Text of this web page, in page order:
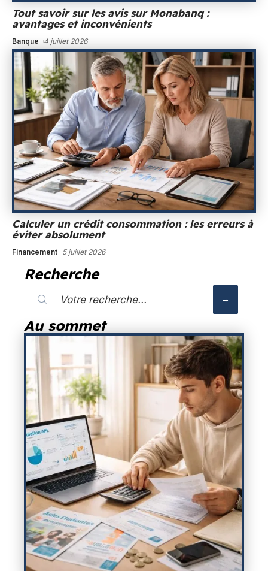
Tout savoir sur les avis sur Monabanq :
avantages et inconvénients
Banque 4 juillet 2026
Calculer un crédit consommation : les erreurs à
éviter absolument
Financement 5 juillet 2026
Recherche
Au sommet